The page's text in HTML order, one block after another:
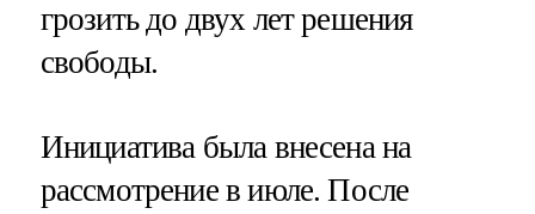
грозить до двух лет решения
свободы.
Инициатива была внесена на
рассмотрение в июле. После